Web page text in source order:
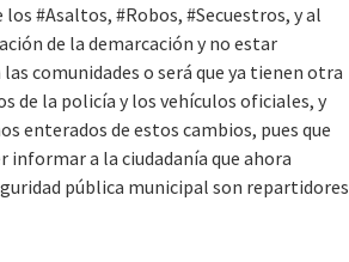
#Asaltos, #Robos, #Secuestros, y al
de la demarcación y no estar
comunidades o será que ya tienen otra
de la policía y los vehículos oficiales, y
enterados de estos cambios, pues que
informar a la ciudadanía que ahora
pública municipal son repartidores